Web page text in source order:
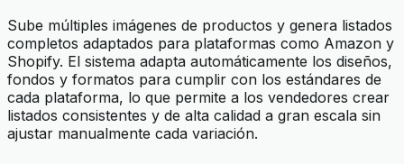
Sube múltiples imágenes de productos y genera listados
completos adaptados para plataformas como Amazon y
Shopify. El sistema adapta automáticamente los diseños,
fondos y formatos para cumplir con los estándares de
cada plataforma, lo que permite a los vendedores crear
listados consistentes y de alta calidad a gran escala sin
ajustar manualmente cada variación.